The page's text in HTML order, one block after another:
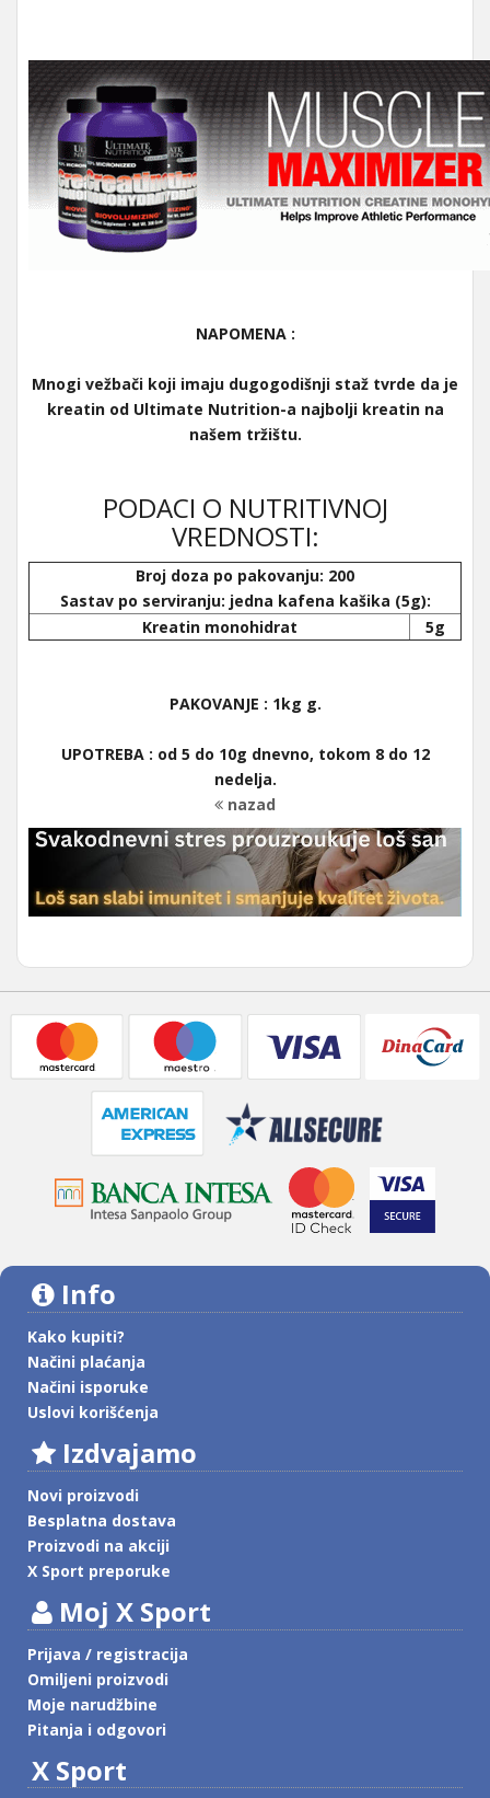
NAPOMENA :
Mnogi vežbači koji imaju dugogodišnji staž tvrde da je
kreatin od Ultimate Nutrition-a najbolji kreatin na
našem tržištu.
PODACI O NUTRITIVNOJ
VREDNOSTI:
Broj doza po pakovanju: 200
Sastav po serviranju: jedna kafena kašika (5g):
Kreatin monohidrat
5g
PAKOVANJE : 1kg g.
UPOTREBA : od 5 do 10g dnevno, tokom 8 do 12
nedelja.
nazad
Info
Kako kupiti?
Načini plaćanja
Načini isporuke
Uslovi korišćenja
Izdvajamo
Novi proizvodi
Besplatna dostava
Proizvodi na akciji
X Sport preporuke
Moj X Sport
Prijava / registracija
Omiljeni proizvodi
Moje narudžbine
Pitanja i odgovori
X Sport